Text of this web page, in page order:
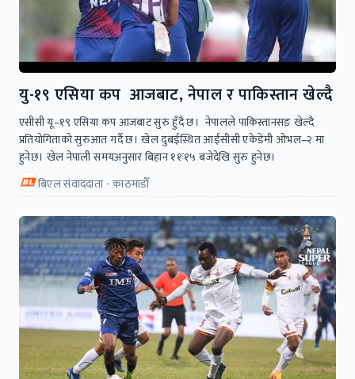
यु-१९ एसिया कप आजबाट, नेपाल र पाकिस्तान खेल्दै
एसीसी यू–१९ एसिया कप आजबाट सुरु हुँदै छ। नेपालले पाकिस्तानसङ खेल्दै
प्रतियोगिताको सुरुआत गर्दै छ। खेल दुबईस्थित आईसीसी एकेडेमी ओभल–२ मा
हुनेछ। खेल नेपाली समयअनुसार बिहान ११ः१५ बजेदेखि सुरु हुनेछ।
बिएल संवाददाता - काठमाडाैँ